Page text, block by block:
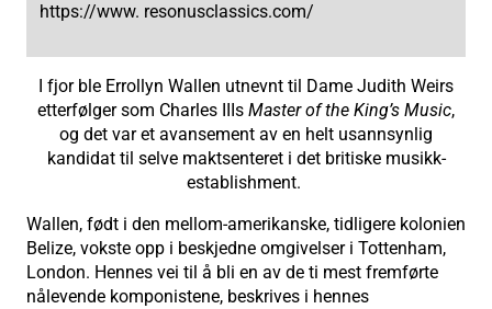
https://www. resonusclassics.com/
I fjor ble Errollyn Wallen utnevnt til Dame Judith Weirs
etterfølger som Charles IIIs Master of the King’s Music,
og det var et avansement av en helt usannsynlig
kandidat til selve maktsenteret i det britiske musikk-
establishment.
Wallen, født i den mellom-amerikanske, tidligere kolonien
Belize, vokste opp i beskjedne omgivelser i Tottenham,
London. Hennes vei til å bli en av de ti mest fremførte
nålevende komponistene, beskrives i hennes